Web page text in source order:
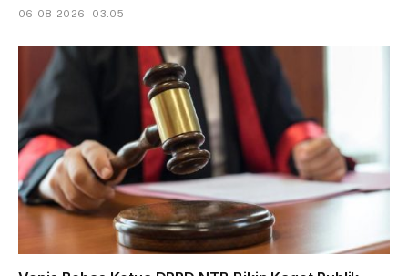
06-08-2026 - 03.05